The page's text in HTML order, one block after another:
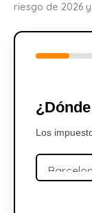
riesgo de 2026
Los